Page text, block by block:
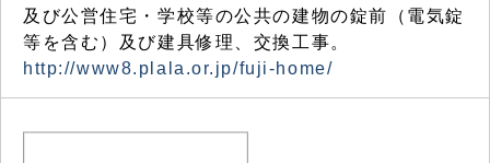
及び公営住宅・学校等の公共の建物の錠前（電気錠
等を含む）及び建具修理、交換工事。
http://www8.plala.or.jp/fuji-home/